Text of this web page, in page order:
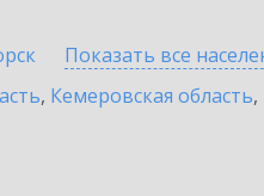
Показать все
, Кемеровская область,